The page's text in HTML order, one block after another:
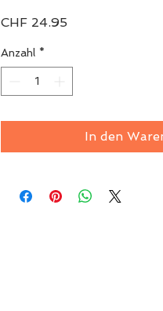
CHF 24.95
Anzahl *
In den